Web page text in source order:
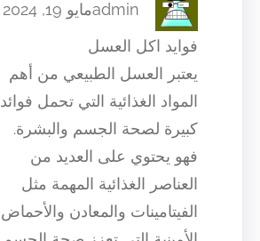
adminمايو 19, 2024
فوايد اكل العسل
يعتبر العسل الطبيعي من أهم
المواد الغذائية التي تحمل فوائد
كبيرة لصحة الجسم والبشرة.
فهو يحتوي على العديد من
العناصر الغذائية المهمة مثل
الفيتامينات والمعادن والأحماض